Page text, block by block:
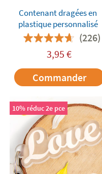
Contenant dragées en
plastique personnalisé
(226)
3,95 €
Commander
10% réduc 2e pce